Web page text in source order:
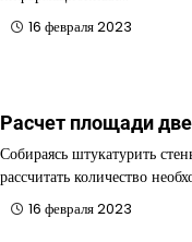
16 февраля 2023
Расчет площади
Собираясь штукатурить
рассчитать количество
16 февраля 2023